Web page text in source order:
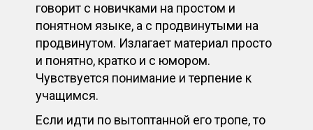
говорит с новичками на простом и
понятном языке, а с продвинутыми на
продвинутом. Излагает материал просто
и понятно, кратко и с юмором.
Чувствуется понимание и терпение к
учащимся.
Если идти по вытоптанной его тропе, то